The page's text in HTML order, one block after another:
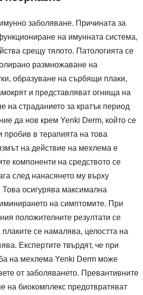
заболяване. Причината за
на имунната система,
срещу тялото. Патологията се
размножаване на
образуване на сърбящи плаки,
и представляват огнища на
на страданието за кратък период
да нов крем Yenki Derm, който се
пробив в терапията на това
на действие на мехлема е
компоненти на средството се
след нанасянето му върху
Това осигурява максимална
на симптомите. При
положителните резултати се
се намалява, целостта на
Експертите твърдят, че при
на мехлема Yenki Derm може
от заболяването. Превантивните
на биокомплекс предотвратяват